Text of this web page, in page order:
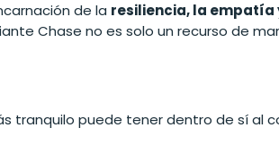
de la resiliencia, la empatía
Chase no es solo un recurso de
tranquilo puede tener dentro de sí al